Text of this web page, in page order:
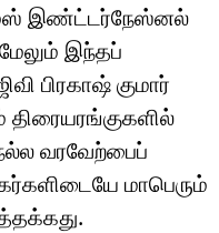
இண்ட்டர்நேஸ்னல்
இந்தப்
பிரகாஷ் குமார்
வரவேற்பைப்
மாபெரும்